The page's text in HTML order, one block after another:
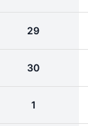
29
30
1